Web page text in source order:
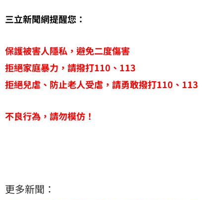
三立新聞網提醒您：
保護被害人隱私，避免二度傷害
拒絕家庭暴力，請撥打110、113
拒絕兒虐、防止老人受虐，請勇敢撥打110、113
不良行為，請勿模仿！
更多新聞：